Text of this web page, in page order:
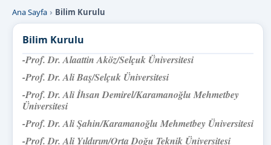
Ana Sayfa Bilim Kurulu
Bilim Kurulu
-Prof. Dr. Alaattin Aköz/Selçuk Üniversitesi
-Prof. Dr. Ali Baş/Selçuk Üniversitesi
-Prof. Dr. Ali İhsan Demirel/Karamanoğlu Mehmetbey
Üniversitesi
-Prof. Dr. Ali Şahin/Karamanoğlu Mehmetbey Üniversitesi
-Prof. Dr. Ali Yıldırım/Orta Doğu Teknik Üniversitesi